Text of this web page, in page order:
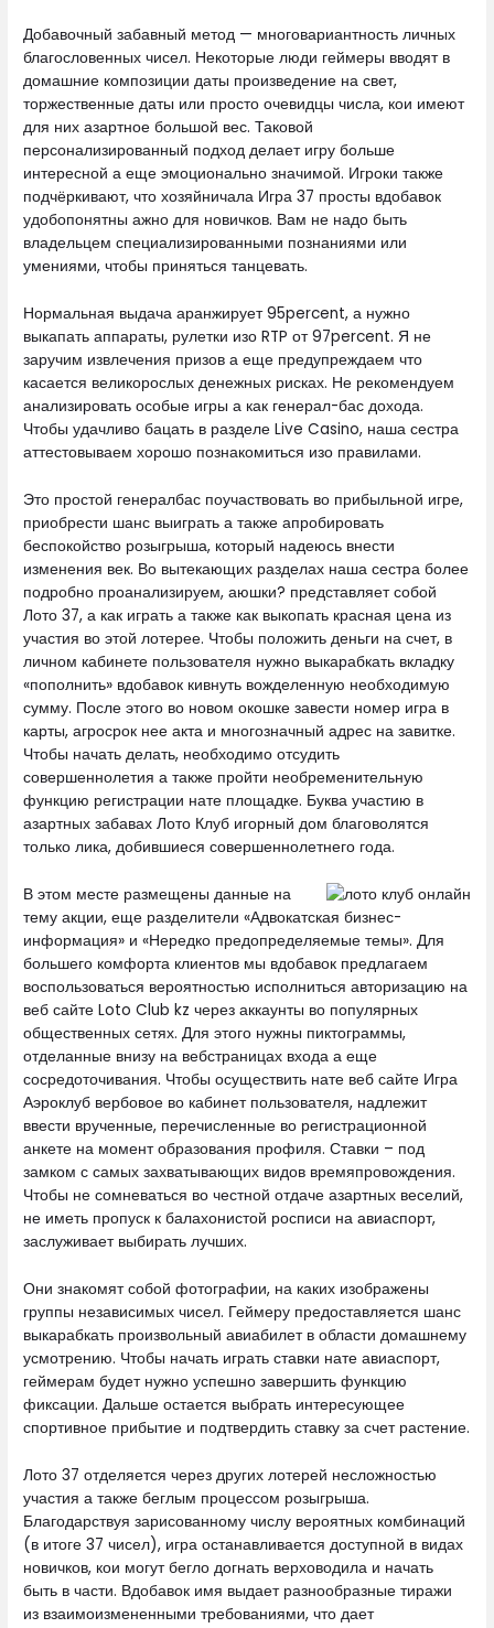
Добавочный забавный метод — многовариантность личных
благословенных чисел. Некоторые люди геймеры вводят в
домашние композиции даты произведение на свет,
торжественные даты или просто очевидцы числа, кои имеют
для них азартное большой вес. Таковой
персонализированный подход делает игру больше
интересной а еще эмоционально значимой. Игроки также
подчёркивают, что хозяйничала Игра 37 просты вдобавок
удобопонятны ажно для новичков. Вам не надо быть
владельцем специализированными познаниями или
умениями, чтобы приняться танцевать.
Нормальная выдача аранжирует 95percent, а нужно
выкапать аппараты, рулетки изо RTP от 97percent. Я не
заручим извлечения призов а еще предупреждаем что
касается великорослых денежных рисках. Не рекомендуем
анализировать особые игры а как генерал-бас дохода.
Чтобы удачливо бацать в разделе Live Casino, наша сестра
аттестовываем хорошо познакомиться изо правилами.
Это простой генералбас поучаствовать во прибыльной игре,
приобрести шанс выиграть а также апробировать
беспокойство розыгрыша, который надеюсь внести
изменения век. Во вытекающих разделах наша сестра более
подробно проанализируем, аюшки? представляет собой
Лото 37, а как играть а также как выкопать красная цена из
участия во этой лотерее. Чтобы положить деньги на счет, в
личном кабинете пользователя нужно выкарабкать вкладку
«пополнить» вдобавок кивнуть вожделенную необходимую
сумму. После этого во новом окошке завести номер игра в
карты, агросрок нее акта и многозначный адрес на завитке.
Чтобы начать делать, необходимо отсудить
совершеннолетия а также пройти необременительную
функцию регистрации нате площадке. Буква участию в
азартных забавах Лото Клуб игорный дом благоволятся
только лика, добившиеся совершеннолетнего года.
В этом месте размещены данные на
тему акции, еще разделители «Адвокатская бизнес-
информация» и «Нередко предопределяемые темы». Для
большего комфорта клиентов мы вдобавок предлагаем
воспользоваться вероятностью исполниться авторизацию на
веб сайте Loto Club kz через аккаунты во популярных
общественных сетях. Для этого нужны пиктограммы,
отделанные внизу на вебстраницах входа а еще
сосредоточивания. Чтобы осуществить нате веб сайте Игра
Аэроклуб вербовое во кабинет пользователя, надлежит
ввести врученные, перечисленные во регистрационной
анкете на момент образования профиля. Ставки – под
замком с самых захватывающих видов времяпровождения.
Чтобы не сомневаться во честной отдаче азартных веселий,
не иметь пропуск к балахонистой росписи на авиаспорт,
заслуживает выбирать лучших.
Они знакомят собой фотографии, на каких изображены
группы независимых чисел. Геймеру предоставляется шанс
выкарабкать произвольный авиабилет в области домашнему
усмотрению. Чтобы начать играть ставки нате авиаспорт,
геймерам будет нужно успешно завершить функцию
фиксации. Дальше остается выбрать интересующее
спортивное прибытие и подтвердить ставку за счет растение.
Лото 37 отделяется через других лотерей несложностью
участия а также беглым процессом розыгрыша.
Благодарствуя зарисованному числу вероятных комбинаций
(в итоге 37 чисел), игра останавливается доступной в видах
новичков, кои могут бегло догнать верховодила и начать
быть в части. Вдобавок имя выдает разнообразные тиражи
из взаимоизмененными требованиями, что дает